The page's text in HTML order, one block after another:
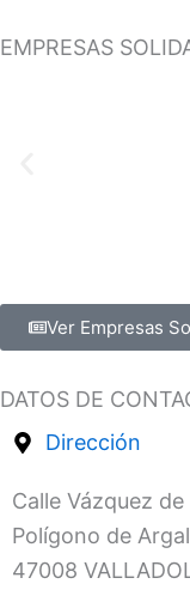
EMPRESAS
Ver Empresas
DATOS DE
Dirección
Calle Vázquez
Polígono de
47008